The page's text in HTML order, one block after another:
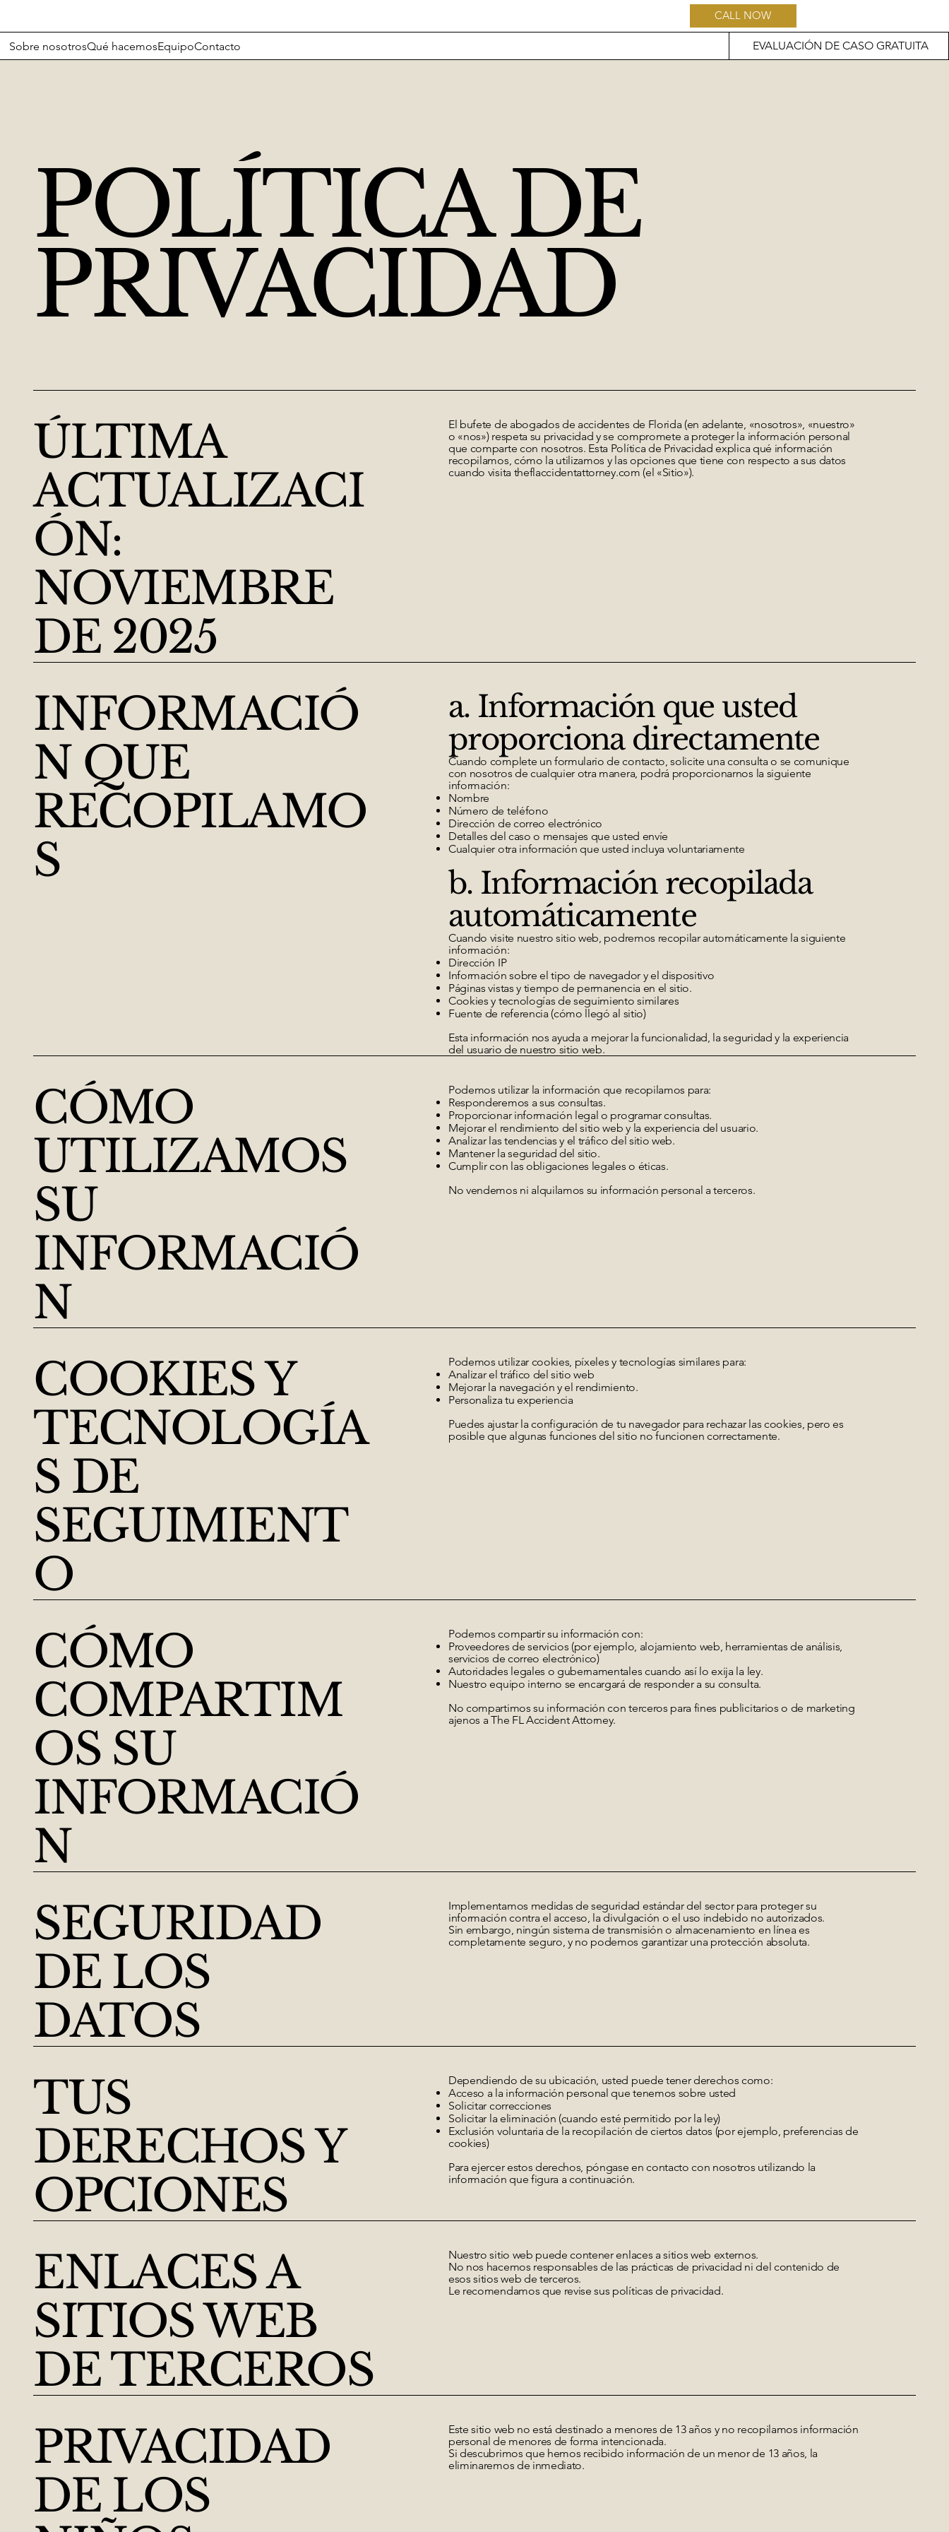
CALL NOW
Sobre nosotrosQué hacemosEquipoContacto EVALUACIÓN DE CASO GRATUITA
POLÍTICA DE
PRIVACIDAD
ÚLTIMA
ACTUALIZACI
ÓN:
NOVIEMBRE
DE 2025
El bufete de abogados de accidentes de Florida (en adelante, «nosotros», «nuestro»
o «nos») respeta su privacidad y se compromete a proteger la información personal
que comparte con nosotros. Esta Política de Privacidad explica qué información
recopilamos, cómo la utilizamos y las opciones que tiene con respecto a sus datos
cuando visita theflaccidentattorney.com (el «Sitio»).
INFORMACIÓ
N QUE
RECOPILAMO
S
a. Información que usted
proporciona directamente
Cuando complete un formulario de contacto, solicite una consulta o se comunique
con nosotros de cualquier otra manera, podrá proporcionarnos la siguiente
información:
Nombre
Número de teléfono
Dirección de correo electrónico
Detalles del caso o mensajes que usted envíe
Cualquier otra información que usted incluya voluntariamente
b. Información recopilada
automáticamente
Cuando visite nuestro sitio web, podremos recopilar automáticamente la siguiente
información:
Dirección IP
Información sobre el tipo de navegador y el dispositivo
Páginas vistas y tiempo de permanencia en el sitio.
Cookies y tecnologías de seguimiento similares
Fuente de referencia (cómo llegó al sitio)
Esta información nos ayuda a mejorar la funcionalidad, la seguridad y la experiencia
del usuario de nuestro sitio web.
CÓMO
UTILIZAMOS
SU
INFORMACIÓ
N
Podemos utilizar la información que recopilamos para:
Responderemos a sus consultas.
Proporcionar información legal o programar consultas.
Mejorar el rendimiento del sitio web y la experiencia del usuario.
Analizar las tendencias y el tráfico del sitio web.
Mantener la seguridad del sitio.
Cumplir con las obligaciones legales o éticas.
No vendemos ni alquilamos su información personal a terceros.
COOKIES Y
TECNOLOGÍA
S DE
SEGUIMIENT
O
Podemos utilizar cookies, píxeles y tecnologías similares para:
Analizar el tráfico del sitio web
Mejorar la navegación y el rendimiento.
Personaliza tu experiencia
Puedes ajustar la configuración de tu navegador para rechazar las cookies, pero es
posible que algunas funciones del sitio no funcionen correctamente.
CÓMO
COMPARTIM
OS SU
INFORMACIÓ
N
Podemos compartir su información con:
Proveedores de servicios (por ejemplo, alojamiento web, herramientas de análisis,
servicios de correo electrónico)
Autoridades legales o gubernamentales cuando así lo exija la ley.
Nuestro equipo interno se encargará de responder a su consulta.
No compartimos su información con terceros para fines publicitarios o de marketing
ajenos a The FL Accident Attorney.
SEGURIDAD
DE LOS
DATOS
Implementamos medidas de seguridad estándar del sector para proteger su
información contra el acceso, la divulgación o el uso indebido no autorizados.
Sin embargo, ningún sistema de transmisión o almacenamiento en línea es
completamente seguro, y no podemos garantizar una protección absoluta.
TUS
DERECHOS Y
OPCIONES
Dependiendo de su ubicación, usted puede tener derechos como:
Acceso a la información personal que tenemos sobre usted
Solicitar correcciones
Solicitar la eliminación (cuando esté permitido por la ley)
Exclusión voluntaria de la recopilación de ciertos datos (por ejemplo, preferencias de
cookies)
Para ejercer estos derechos, póngase en contacto con nosotros utilizando la
información que figura a continuación.
ENLACES A
SITIOS WEB
DE TERCEROS
Nuestro sitio web puede contener enlaces a sitios web externos.
No nos hacemos responsables de las prácticas de privacidad ni del contenido de
esos sitios web de terceros.
Le recomendamos que revise sus políticas de privacidad.
PRIVACIDAD
DE LOS
Este sitio web no está destinado a menores de 13 años y no recopilamos información
personal de menores de forma intencionada.
Si descubrimos que hemos recibido información de un menor de 13 años, la
eliminaremos de inmediato.